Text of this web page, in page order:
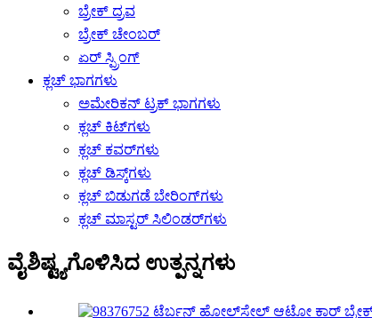
ಬ್ರೇಕ್ ದ್ರವ
ಬ್ರೇಕ್ ಚೇಂಬರ್
ಏರ್ ಸ್ಪ್ರಿಂಗ್
ಕ್ಲಚ್ ಭಾಗಗಳು
ಅಮೇರಿಕನ್ ಟ್ರಕ್ ಭಾಗಗಳು
ಕ್ಲಚ್ ಕಿಟ್‌ಗಳು
ಕ್ಲಚ್ ಕವರ್‌ಗಳು
ಕ್ಲಚ್ ಡಿಸ್ಕ್‌ಗಳು
ಕ್ಲಚ್ ಬಿಡುಗಡೆ ಬೇರಿಂಗ್‌ಗಳು
ಕ್ಲಚ್ ಮಾಸ್ಟರ್ ಸಿಲಿಂಡರ್‌ಗಳು
ವೈಶಿಷ್ಟ್ಯಗೊಳಿಸಿದ ಉತ್ಪನ್ನಗಳು